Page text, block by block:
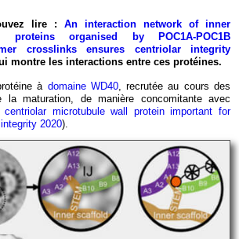
lire : An interaction network of inner
proteins organised by POC1A-POC1B
crosslinks ensures centriolar integrity
montre les interactions entre ces protéines.
à domaine WD40, recrutée au cours des
la maturation, de manière concomitante avec
microtubule wall protein important for
2020).